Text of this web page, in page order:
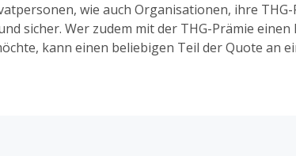
wie auch Organisationen, ihre THG-
sicher. Wer zudem mit der THG-Prämie
kann einen beliebigen Teil der Quote an